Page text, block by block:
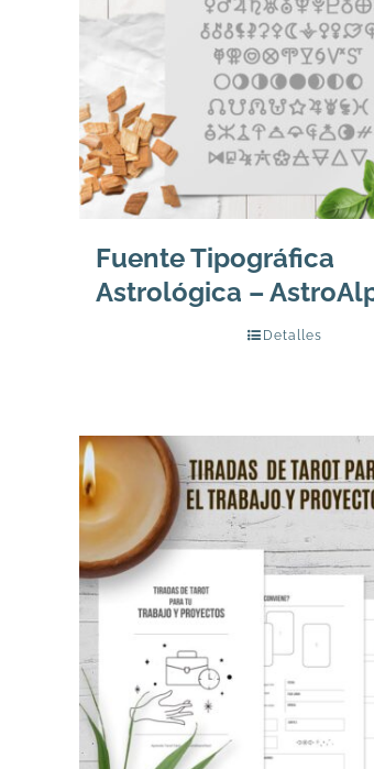
Fuente Tipográfica
Astrológica –
Detalles